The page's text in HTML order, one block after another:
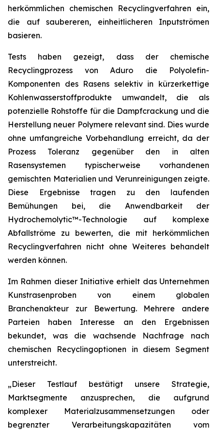
herkömmlichen chemischen Recyclingverfahren ein,
die auf saubereren, einheitlicheren Inputströmen
basieren.
Tests haben gezeigt, dass der chemische
Recyclingprozess von Aduro die Polyolefin-
Komponenten des Rasens selektiv in kürzerkettige
Kohlenwasserstoffprodukte umwandelt, die als
potenzielle Rohstoffe für die Dampfcrackung und die
Herstellung neuer Polymere relevant sind. Dies wurde
ohne umfangreiche Vorbehandlung erreicht, da der
Prozess Toleranz gegenüber den in alten
Rasensystemen typischerweise vorhandenen
gemischten Materialien und Verunreinigungen zeigte.
Diese Ergebnisse tragen zu den laufenden
Bemühungen bei, die Anwendbarkeit der
Hydrochemolytic™-Technologie auf komplexe
Abfallströme zu bewerten, die mit herkömmlichen
Recyclingverfahren nicht ohne Weiteres behandelt
werden können.
Im Rahmen dieser Initiative erhielt das Unternehmen
Kunstrasenproben von einem globalen
Branchenakteur zur Bewertung. Mehrere andere
Parteien haben Interesse an den Ergebnissen
bekundet, was die wachsende Nachfrage nach
chemischen Recyclingoptionen in diesem Segment
unterstreicht.
„Dieser Testlauf bestätigt unsere Strategie,
Marktsegmente anzusprechen, die aufgrund
komplexer Materialzusammensetzungen oder
begrenzter Verarbeitungskapazitäten vom